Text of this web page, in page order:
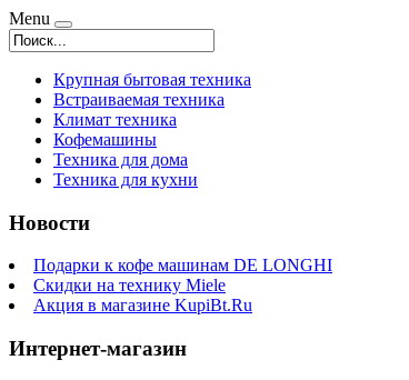
Menu
Крупная бытовая техника
Встраиваемая техника
Климат техника
Кофемашины
Техника для дома
Техника для кухни
Новости
Подарки к кофе машинам DE LONGHI
Скидки на технику Miele
Акция в магазине KupiBt.Ru
Интернет-магазин